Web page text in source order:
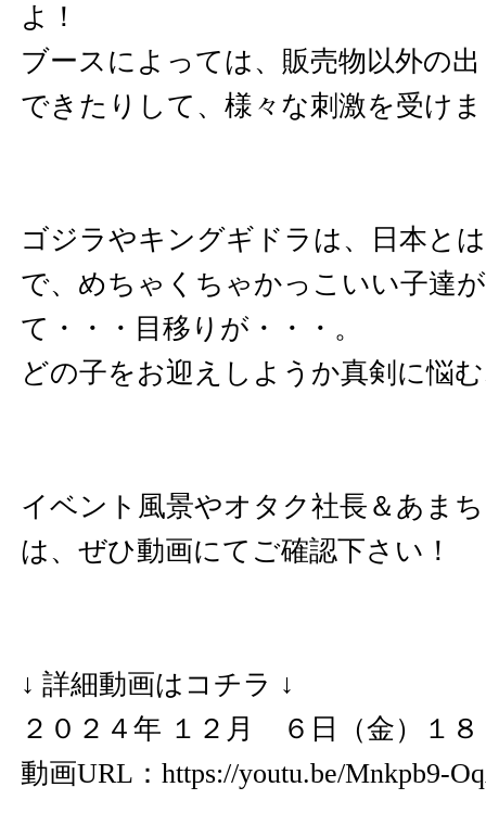
よ！
ブースによっては、販売物以外の
できたりして、様々な刺激を受け
ゴジラやキングギドラは、日本と
で、めちゃくちゃかっこいい子達
て・・・目移りが・・・。
どの子をお迎えしようか真剣に悩
イベント風景やオタク社長＆あま
は、ぜひ動画にてご確認下さい！
↓ 詳細動画はコチラ ↓
２０２４年 １２月 ６日（金）１８
動画URL： https://youtu.be/Mnkpb9-